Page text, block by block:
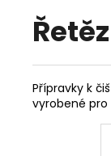
Přípravky k
vyrobené